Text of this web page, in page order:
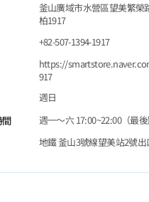
釜山廣域市水營區望美繁榮
柏1917
+82-507-1394-1917
https://
917
週日
間
週一～六 17:00~22:00（最後
地鐵 釜山3號線望美站2號